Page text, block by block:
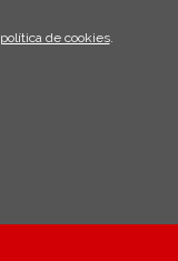
política de cookies.